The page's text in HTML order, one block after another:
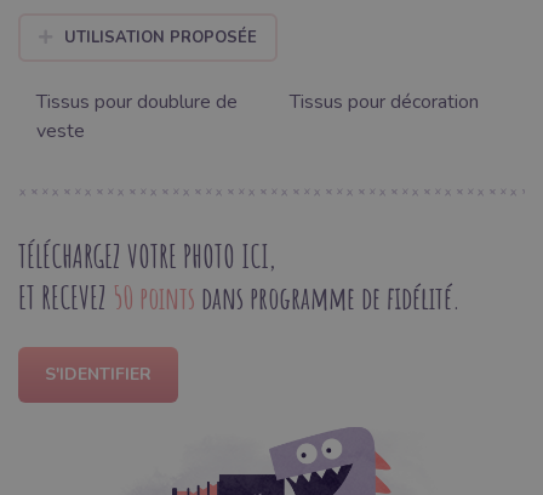
UTILISATION PROPOSÉE
Tissus pour doublure de
veste
Tissus pour décoration
TÉLÉCHARGEZ VOTRE PHOTO ICI,
ET RECEVEZ 50 points dans programme de fidélité.
S'IDENTIFIER